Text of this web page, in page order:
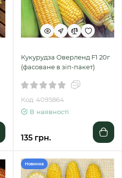
Кукурудза Оверленд F1 20г
(фасоване в зіп-пакет)
Код: 4095864
В наявності
135 грн.
Новинка